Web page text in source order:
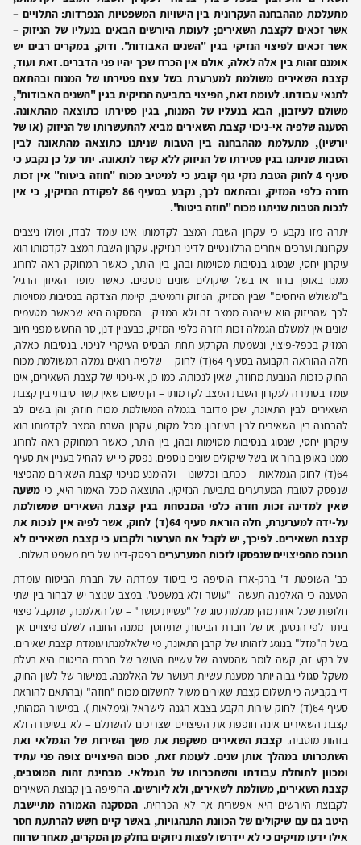
מתעלמת מההבחנה העקרונית בין הישויות המשפטיות הנפרדות: התלויים –
אשר זכאים לקצבת השאירים; לעומת היורשים הבאים בנעליו של הניזוק –
אשר זכאים לפיצוי הנזיקי בגין "השנים האבודות". ודוק, במקרים רבים יש
אומנם זהות בין אלה לאלה, אולם אין הכרח שכך יהיו פני הדברים. זאת ועוד,
קצבת השאירים משולמת למערערת בשל עצם פטירתו של המנוח ובהתאם
לתנאי עבודתו. לעומת זאת, הפיצוי בתביעה הנזיקית בגין "השנים האבודות",
משולם לעיזבון, הבא בנעליו של המנוח, בגין פטירתו כתוצאה מהתאונה.
הטענה שלפיה אי-ניכוי קצבת השאירים מביא להתעשרותו של הניזוק (או של
יורשיו), מתעלמת מההבחנה בין הטבות שניתנו כתוצאה מהתאונה לבין
הטבות שניתנו בגין פטירתו של הניזוק ללא קשר לתאונה. יתר על כן נקבע כי
סעיף 4 לחוק הטבת נזקי גוף קובע כי למיטיב מכוח "חוזה ביטוח" אין זכות
חזרה כלפי המזיק, ובהתאם לכך, נקבע בסעיף 86 לפקודת הנזיקין, כי אין
לנכות הטבות שניתנו מכוח "חוזה ביטוח".
יתרה מזו נקבע כי עקרון השבת המצב לקדמותו אינו עומד לבדו, ומולו ניצבים
עקרונות וערכים אחרים הרלוונטיים לדיני הנזיקין. עקרון השבת המצב לקדמותו הוא
עיקרון יחסי, שנסוג בנסיבות מסוימות ובהן, בין היתר, כאשר המחוקק ראה לחרוג
ממנו באופן ברור או בשל שיקולים שונים נוספים. כאשר מופר האיזון הרגיל
ב"משולש היחסים" שבין המזיק, הניזוק והמיטיב, קיימת הצדקה בנסיבות מסוימות
לכך שהניזוק הוא שייהנה ממצב זה ולא המזיק. המסקנה היא שכאשר מטעמים
שונים אין למשלם הגמלה זכות חזרה כלפי המזיק, כבעניין דנן, סר החשש מפני חיוב
המזיק בכפל-פיצוי, ונשמטת הקרקע תחת הבסיס העיקרי לניכוי. בנסיבות כאלה,
חלה ההוראה הקבועה בסעיף 64(ד) לחוק – שלפיה רואים גמלה המשולמת מכוח
החוק כזכות הנובעת מחוזה, שאין לנכותה. כמו כן, אי-ניכוי של קצבת השאירים, אינו
עומד בסתירה לעקרון השבת המצב לקדמותו – הן משום שאין קשר סיבתי בין קצבת
השאירים לבין התאונה, שכן מדובר בגמלה המשולמת מכוח חוזה; והן בשים לב
להבחנה בין השאירים לבין העיזבון. מכל מקום, עקרון השבת המצב לקדמותו הוא
עיקרון יחסי, שנסוג בנסיבות מסוימות ובהן, בין היתר, כאשר המחוקק ראה לחרוג
ממנו באופן ברור או בשל שיקולים שונים נוספים. נפסק כי יש להחיל בעניין את סעיף
64(ד) לחוק הגמלאות – ככתבו וכלשונו – ולהימנע מניכוי קצבת השאירים מהפיצוי
שנפסק לטובת המערערים בתביעת הנזיקין. התוצאה מכל האמור היא, כי משעה
שאין למדינה זכות חזרה כלפי המבטחת בגין קצבת השאירים שמשולמת
על-ידה למערערת, חלה הוראת סעיף 64(ד) לחוק, אשר לפיה אין לנכות את
קצבת השאירים. לפיכך, יש לקבל את הערעור ולקבוע כי קצבת השאירים לא
תנוכה מהפיצויים שנפסקו לזכות המערעריםבפסק-דינו של בית משפט השלום.
כב' השופטת ד' ברק-ארז הוסיפה כי ביסוד עמדתה של חברת הביטוח עומדת
הטענה כי האלמנה תעשה "עושר ולא במשפט". במצב שנוצר יש לבחור בין שתי
חלופות שכל אחת מהן מגלמת סוג של "עשיית עושר" – של האלמנה, שתקבל פיצוי
ביתר לפי הנטען, או של חברת הביטוח, שתיחסך ממנה החובה לשלם פיצויים אך
בשל ה"מזל" בנוגע לזהותו של קרבן התאונה, מי שלאלמנתו עומדת קצבת שאירים.
על רקע זה, קשה לומר שהטענה של עשיית העושר של חברת הביטוח היא בעלת
משקל סגולי גבוה יותר מטענת עשיית העושר של האלמנה. במישור של לשון החוק,
די בקביעה כי תשלום קצבת שאירים משול לתשלום מכוח "חוזה" (בהתאם להוראת
סעיף 64(ד) לחוק שירות הקבע בצבא-הגנה לישראל (גימלאות ). במישור המהותי,
קצבת השאירים אינה חופפת את הפיצויים שצריכים להשתלם – לא בשיעורה ולא
בזהות מוטביה. קצבת השאירים משקפת את משך השירות של הגמלאי ואת
השתכרותו במהלך אותן שנים. לעומת זאת, סכום הפיצויים צופה פני עתיד
ומכוון לתוחלת עבודתו והשתכרותו של הגמלאי. מבחינת זהות המוטבים,
קצבת השאירים, משולמת לשאירים, ולא ליורשים. החפיפה בין קבוצת השאירים
לקבוצת היורשים היא אפשרית אך לא הכרחית. המסקנה האמורה מתיישבת
היטב גם עם שיקולים של הכוונת התנהגויות, באשר קיים חשש להרתעת חסר
אילו ידעו מזיקים כי לא יידרשו לפצות ניזוקים בחלק מן המקרים, מאחר שרווח